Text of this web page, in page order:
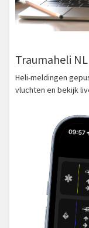
Traumaheli
Heli-meldingen
vluchten en bekijk